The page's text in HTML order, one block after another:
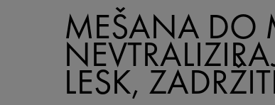
MEŠANA DO
LESK,